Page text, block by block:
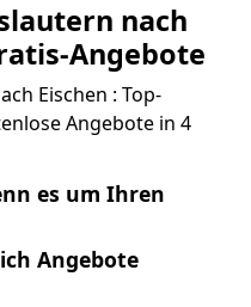
nach
Angebote
Eischen : Top-
Angebote in 4
es um Ihren
Angebote